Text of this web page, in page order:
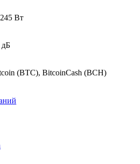
Вт
дБ
(BTC), BitcoinCash (BCH)